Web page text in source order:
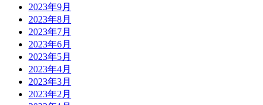
2023年9月
2023年8月
2023年7月
2023年6月
2023年5月
2023年4月
2023年3月
2023年2月